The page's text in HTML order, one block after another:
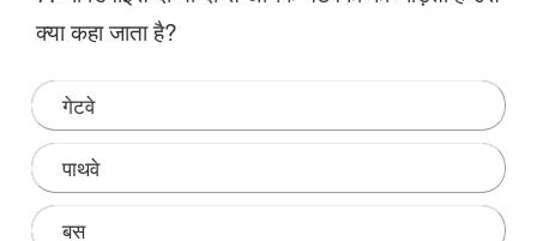
क्या कहा जाता है?
गेटवे
पाथवे
बस